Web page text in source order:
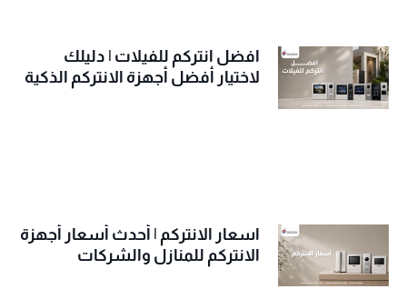
افضل انتركم للفيلات | دليلك
لاختيار أفضل أجهزة الانتركم الذكية
اسعار الانتركم | أحدث أسعار أجهزة
الانتركم للمنازل والشركات